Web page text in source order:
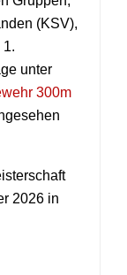
(KSV),
1.
unter
300m
2026 in